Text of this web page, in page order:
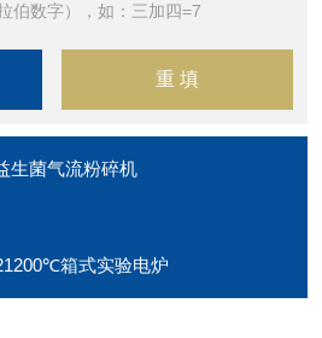
伯数字），如：三加四=7
生菌气流粉碎机
箱式实验电炉